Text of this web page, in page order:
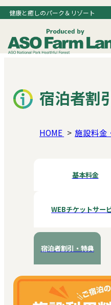
健康と癒しのパーク＆リゾート
宿泊者割
HOME 施設料金
基本料金
WEBチケットサー
宿泊者割引・特典